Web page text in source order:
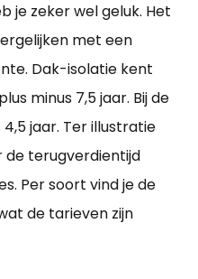
je zeker wel geluk. Het
met een
Dak-isolatie kent
minus 7,5 jaar. Bij de
jaar. Ter illustratie
terugverdientijd
Per soort vind je de
de tarieven zijn